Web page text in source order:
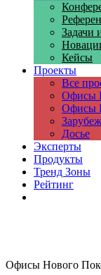
Задачи
Кейсы
Проекты
Все
Офисы
Офисы
Досье
Эксперты
Продукты
Тренд Зоны
Рейтинг
Офисы Нового